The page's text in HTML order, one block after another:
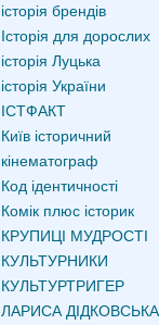
історія брендів
Історія для дорослих
історія Луцька
історія України
ІСТФАКТ
Київ історичний
кінематограф
Код ідентичності
Комік плюс історик
КРУПИЦІ МУДРОСТІ
КУЛЬТУРНИКИ
КУЛЬТУРТРИГЕР
ЛАРИСА ДІДКОВСЬКА